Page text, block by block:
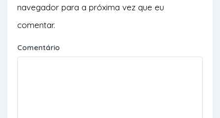
navegador para a próxima vez que eu
comentar.
Comentário